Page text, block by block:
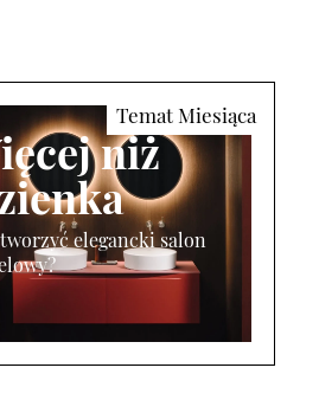
niż
elegancki salon